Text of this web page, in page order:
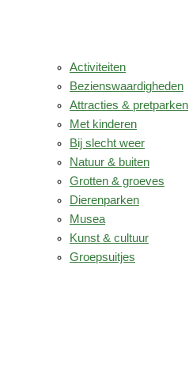
Activiteiten
Bezienswaardigheden
Attracties & pretparken
Met kinderen
Bij slecht weer
Natuur & buiten
Grotten & groeves
Dierenparken
Musea
Kunst & cultuur
Groepsuitjes